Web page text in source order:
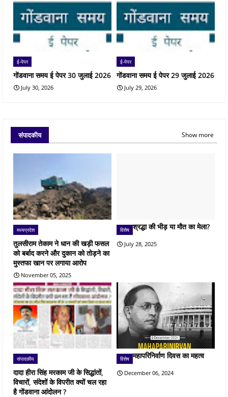
ई-पेपर
गोंडवाना समय ई पेपर 30 जुलाई 2026
July 30, 2026
ई-पेपर
गोंडवाना समय ई पेपर 29 जुलाई 2026
July 29, 2026
संपादकीय Show more
मध्यप्रदेश
तुलसीराम तेकाम ने धान की खड़ी फसल
को बर्बाद करने और दुकान को तोड़ने का
मुस्तफा खान पर लगाया आरोप
November 05, 2025
विशेष श्रद्धा की भीड़ या मौत का मेला?
July 28, 2025
संपादकीय
दादा हीरा सिंह मरकाम जी के सिद्धांतों,
विचारों, संदेशों के विपरीत क्यों चल रहा
है गोंडवाना आंदोलन ?
विशेष महापरिनिर्वाण दिवस का महत्व
December 06, 2024